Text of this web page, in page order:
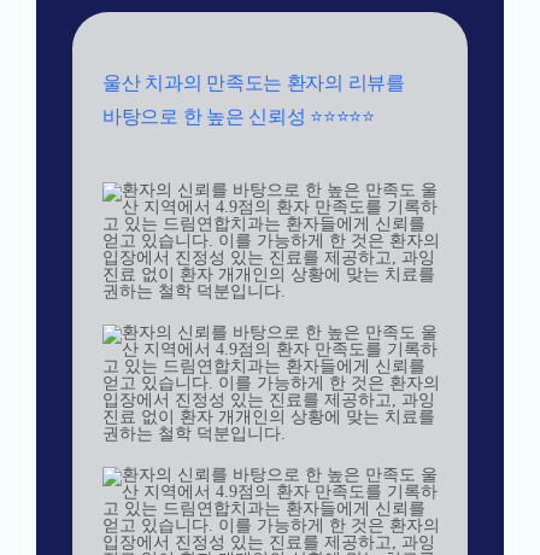
울산 치과의 만족도는 환자의 리뷰를
바탕으로 한 높은 신뢰성 ⭐⭐⭐⭐⭐